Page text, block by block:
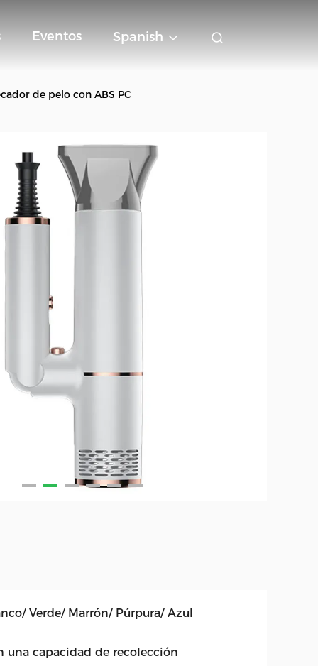
Eventos Spanish
de pelo con ABS PC
Verde/ Marrón/ Púrpura/ Azul
una capacidad de recolección